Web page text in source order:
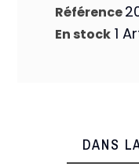
Référence
En stock 1
DANS